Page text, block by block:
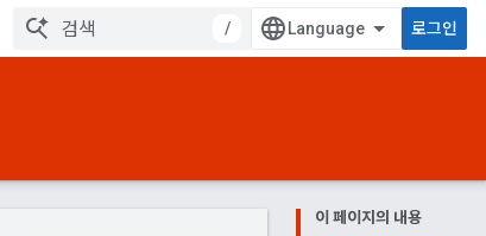
/ 로그인
이 페이지의 내용